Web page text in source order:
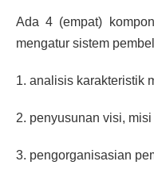
Ada 4 (empat)
mengatur sistem
1. analisis karakteristik
2. penyusunan visi,
3. pengorganisasian